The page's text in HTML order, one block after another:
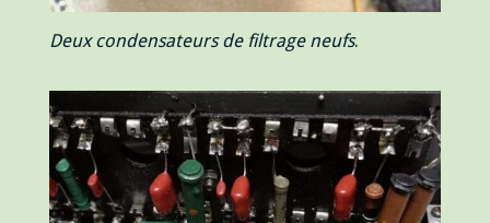
Deux condensateurs de filtrage neufs.